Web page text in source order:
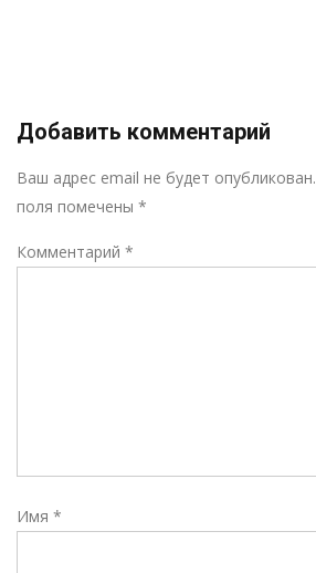
Добавить комментарий
Ваш адрес email не будет опубликован.
поля помечены *
Комментарий *
Имя *